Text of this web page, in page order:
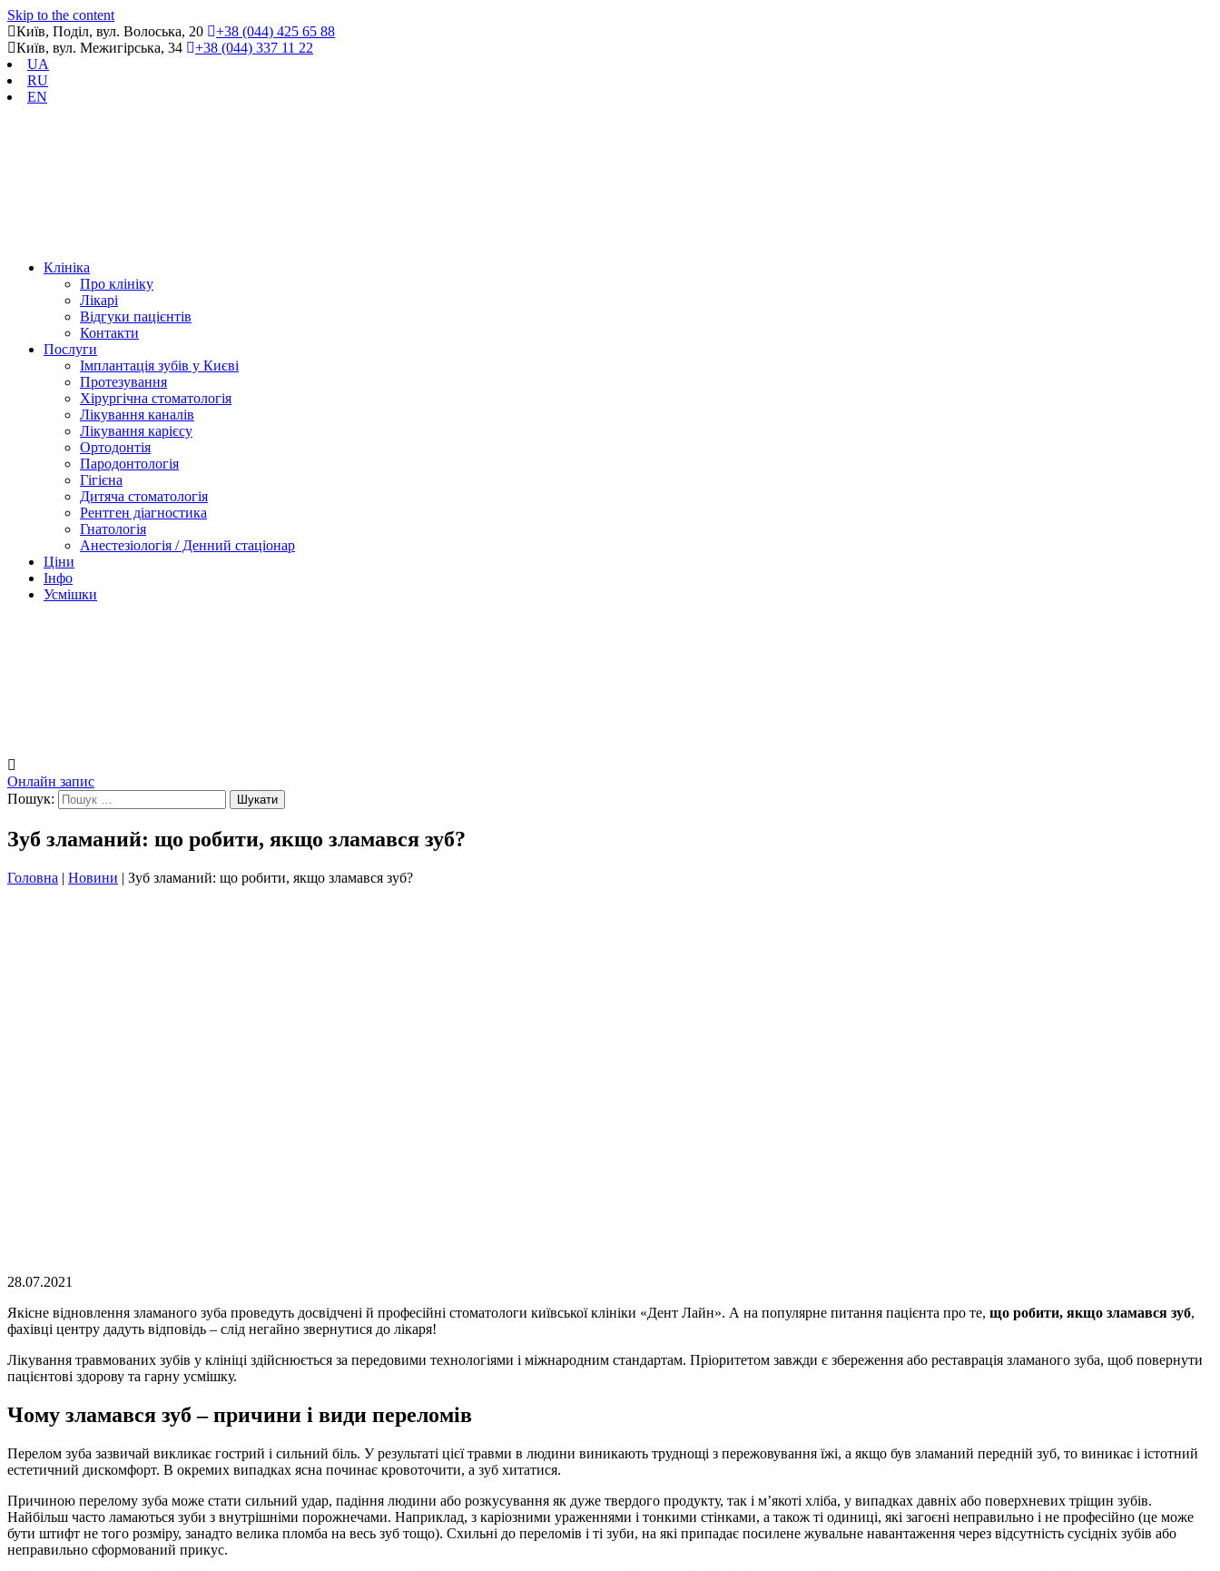
Skip to the content
Київ, Поділ, вул. Волоська, 20
+38 (044) 425 65 88
Київ, вул. Межигірська, 34
+38 (044) 337 11 22
UA
RU
EN
Клініка
Про клініку
Лікарі
Відгуки пацієнтів
Контакти
Послуги
Імплантація зубів у Києві
Протезування
Хірургічна стоматологія
Лікування каналів
Лікування карієсу
Ортодонтія
Пародонтологія
Гігієна
Дитяча стоматологія
Рентген діагностика
Гнатологія
Анестезіологія / Денний стаціонар
Ціни
Інфо
Усмішки
Онлайн запис
Пошук:
Зуб зламаний: що робити, якщо зламався зуб?
Головна | Новини | Зуб зламаний: що робити, якщо зламався зуб?
28.07.2021
Якісне відновлення зламаного зуба проведуть досвідчені й професійні стоматологи київської клініки «Дент Лайн». А на популярне питання пацієнта про те, що робити, якщо зламався зуб,
фахівці центру дадуть відповідь – слід негайно звернутися до лікаря!
Лікування травмованих зубів у клініці здійснюється за передовими технологіями і міжнародним стандартам. Пріоритетом завжди є збереження або реставрація зламаного зуба, щоб повернути
пацієнтові здорову та гарну усмішку.
Чому зламався зуб – причини і види переломів
Перелом зуба зазвичай викликає гострий і сильний біль. У результаті цієї травми в людини виникають труднощі з пережовування їжі, а якщо був зламаний передній зуб, то виникає і істотний
естетичний дискомфорт. В окремих випадках ясна починає кровоточити, а зуб хитатися.
Причиною перелому зуба може стати сильний удар, падіння людини або розкусування як дуже твердого продукту, так і м’якоті хліба, у випадках давніх або поверхневих тріщин зубів.
Найбільш часто ламаються зуби з внутрішніми порожнечами. Наприклад, з каріозними ураженнями і тонкими стінками, а також ті одиниці, які загоєні неправильно і не професійно (це може
бути штифт не того розміру, занадто велика пломба на весь зуб тощо). Схильні до переломів і ті зуби, на які припадає посилене жувальне навантаження через відсутність сусідніх зубів або
неправильно сформований прикус.